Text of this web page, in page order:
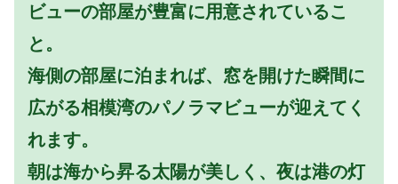
ビューの部屋が豊富に用意されているこ
と。
海側の部屋に泊まれば、窓を開けた瞬間に
広がる相模湾のパノラマビューが迎えてく
れます。
朝は海から昇る太陽が美しく、夜は港の灯